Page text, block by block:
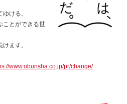
ける。
ことができる世
ます。
www.obunsha.co.jp/pr/change/